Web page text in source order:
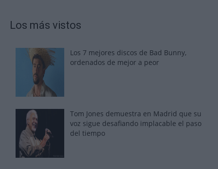
Los más vistos
Los 7 mejores discos de Bad Bunny,
ordenados de mejor a peor
Tom Jones demuestra en Madrid que su
voz sigue desafiando implacable el paso
del tiempo